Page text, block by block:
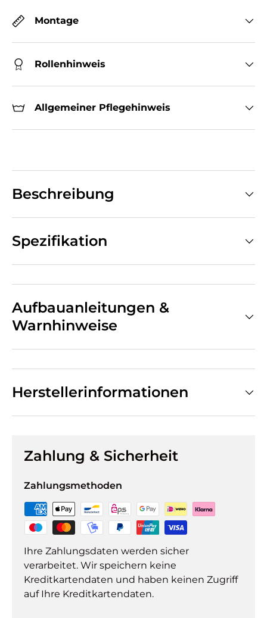
Montage
Rollenhinweis
Allgemeiner Pflegehinweis
Beschreibung
Spezifikation
Aufbauanleitungen &
Warnhinweise
Herstellerinformationen
Zahlung & Sicherheit
Zahlungsmethoden
Ihre Zahlungsdaten werden sicher
verarbeitet. Wir speichern keine
Kreditkartendaten und haben keinen Zugriff
auf Ihre Kreditkartendaten.